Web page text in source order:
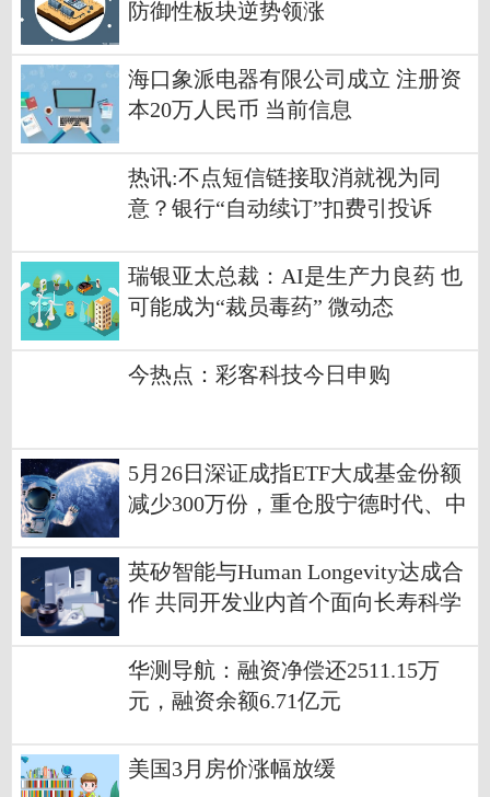
防御性板块逆势领涨
海口象派电器有限公司成立 注册资
本20万人民币 当前信息
热讯:不点短信链接取消就视为同
意？银行“自动续订”扣费引投诉
瑞银亚太总裁：AI是生产力良药 也
可能成为“裁员毒药” 微动态
今热点：彩客科技今日申购
5月26日深证成指ETF大成基金份额
减少300万份，重仓股宁德时代、中
英矽智能与Human Longevity达成合
作 共同开发业内首个面向长寿科学
华测导航：融资净偿还2511.15万
元，融资余额6.71亿元
美国3月房价涨幅放缓